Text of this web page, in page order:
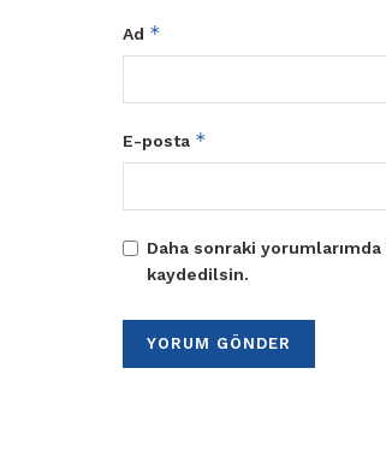
Ad *
E-posta *
Daha sonraki
kaydedilsin.